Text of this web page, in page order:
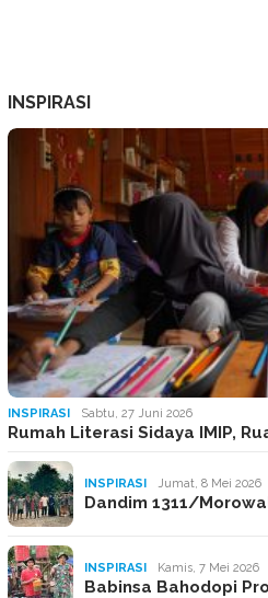
INSPIRASI
INSPIRASI Sabtu, 27 Juni 2026
Rumah Literasi Sidaya IMIP,
INSPIRASI Jumat, 8 Mei 2026
Dandim 1311/
INSPIRASI Kamis, 7 Mei 2026
Babinsa Bahodopi